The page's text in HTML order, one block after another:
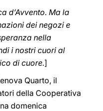
d’Avvento. Ma la
dei negozi e
nella
i nostri cuori al
di cuore.]
Quarto, il
della Cooperativa
domenica